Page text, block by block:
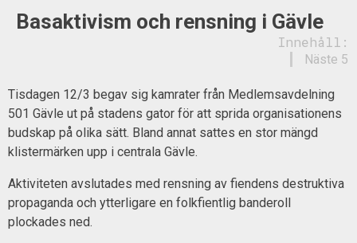
Basaktivism och rensning i Gävle
Innehåll:
Näste 5
Tisdagen 12/3 begav sig kamrater från Medlemsavdelning
501 Gävle ut på stadens gator för att sprida organisationens
budskap på olika sätt. Bland annat sattes en stor mängd
klistermärken upp i centrala Gävle.
Aktiviteten avslutades med rensning av fiendens destruktiva
propaganda och ytterligare en folkfientlig banderoll
plockades ned.